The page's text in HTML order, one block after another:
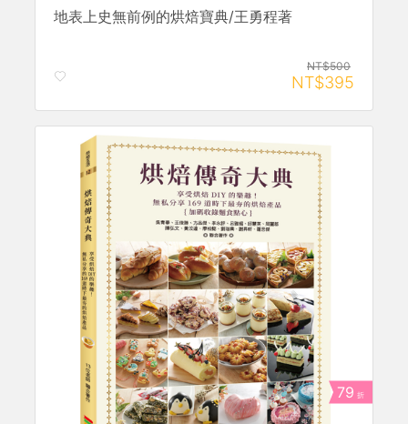
地表上史無前例的烘焙寶典/王勇程著
NT$500
NT$395
79 折